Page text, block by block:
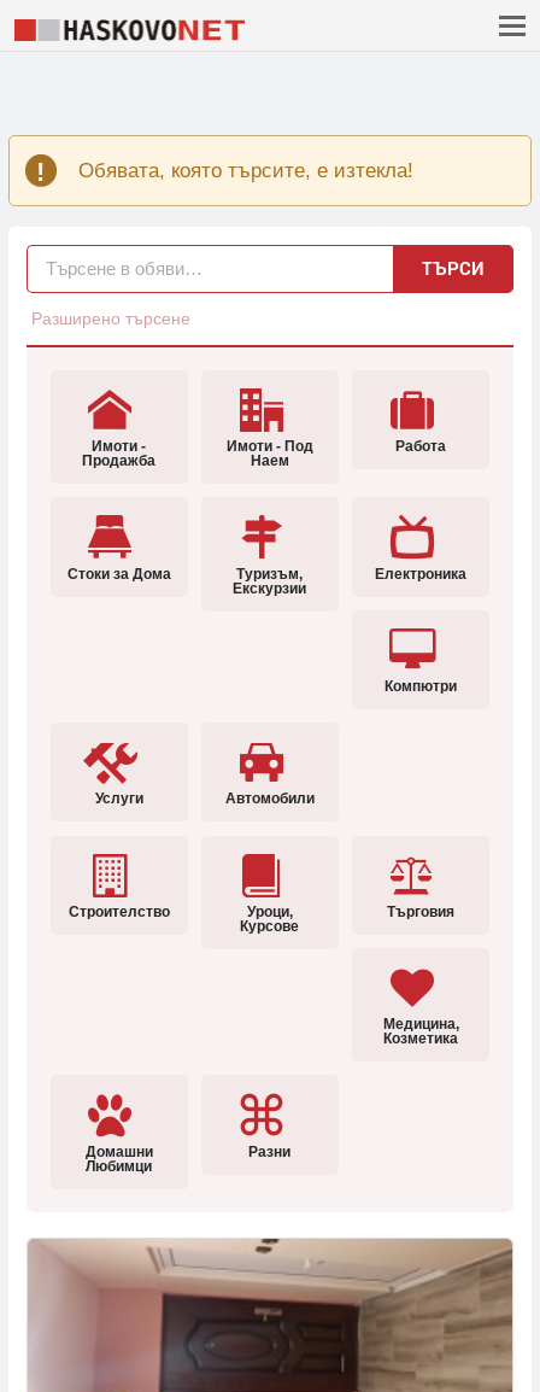
Обявата, която търсите, е изтекла!
ТЪРСИ
Разширено търсене
Имоти -
Продажба
Имоти - Под
Наем
Работа
Стоки за Дома
Туризъм,
Екскурзии
Електроника
Компютри
Услуги Автомобили
Строителство
Уроци,
Курсове
Търговия
Медицина,
Козметика
Домашни
Любимци
Разни